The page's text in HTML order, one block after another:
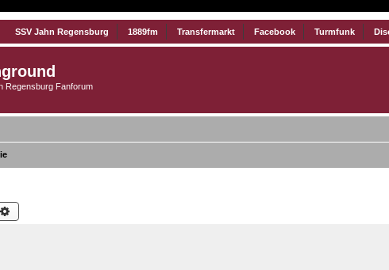
SSV Jahn Regensburg 1889fm Transfermarkt Facebook Turmfunk
Regensburg Fanforum